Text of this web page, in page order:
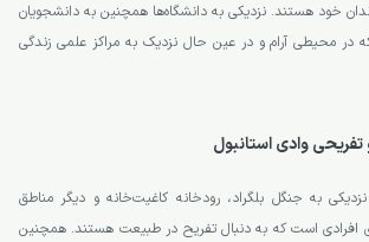
خود هستند. نزدیکی به دانشگاه‌ها همچنین به دانشجویان
در محیطی آرام و در عین حال نزدیک به مراکز علمی زندگی
وادی استانبول
به جنگل بلگراد، رودخانه کاغیت‌خانه و دیگر مناطق
افرادی است که به دنبال تفریح در طبیعت هستند. همچنین